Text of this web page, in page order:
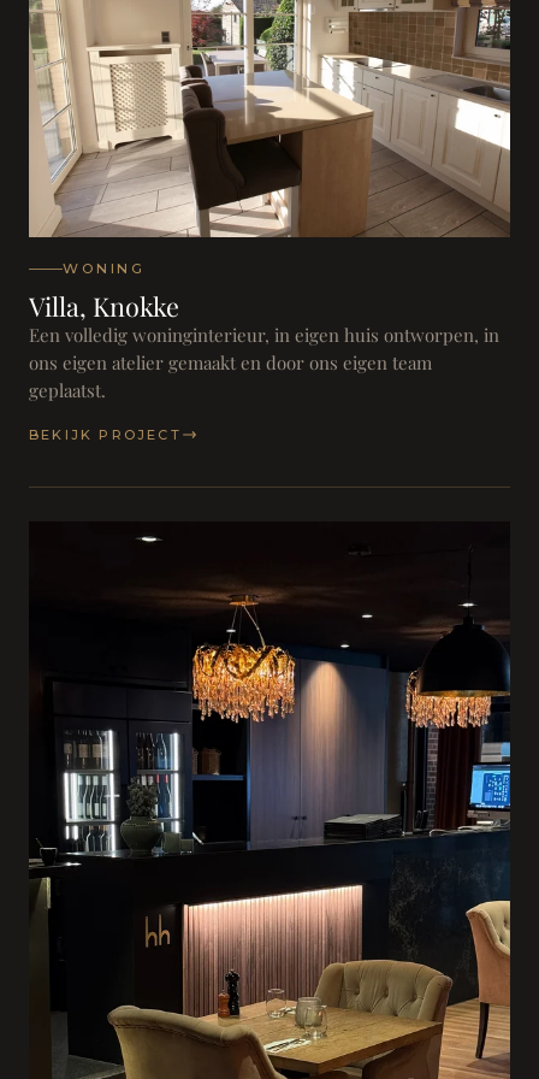
WONING
Villa, Knokke
Een volledig woninginterieur, in eigen huis ontworpen, in
ons eigen atelier gemaakt en door ons eigen team
geplaatst.
BEKIJK PROJECT